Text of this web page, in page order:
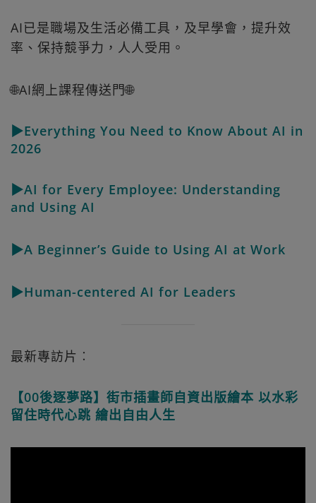
AI已是職場及生活必備工具，及早學會，提升效
率、保持競爭力，人人受用。
🌐AI網上課程傳送門🌐
▶Everything You Need to Know About AI in
2026
▶AI for Every Employee: Understanding
and Using AI
▶A Beginner’s Guide to Using AI at Work
▶Human-centered AI for Leaders
最新專訪片︰
【00後逐夢路】街市插畫師自資出版繪本 以水彩
留住時代心跳 繪出自由人生